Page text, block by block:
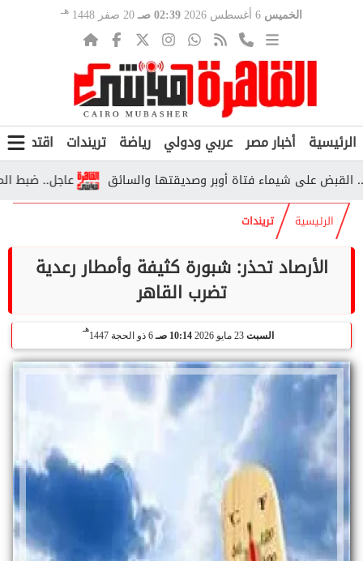
الخميس 02:39 صـ 20 صفر 1448 هـ
الرئيسية أخبار مصر عربي ودولي رياضة تريندات اقتصاد
عاجل.. ضبط على شيماء فتاة أوبر وصديقتها والسائق
الرئيسية تريندات
الأرصاد تحذر: شبورة كثيفة وأمطار رعدية
تضرب القاهر
السبت 10:14 صـ 6 ذو الحجة 1447
هـ